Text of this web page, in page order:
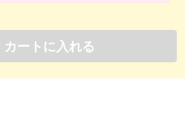
カートに入れる